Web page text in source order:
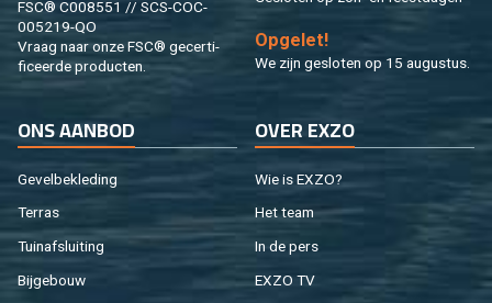
FSC® C008551 // SCS-COC-
005219-QO
Vraag naar onze FSC® ge­cer­ti­
fi­ceer­de pro­duc­ten.
Op­ge­let!
We zijn ge­slo­ten op 15 au­gus­tus.
ONS AAN­BOD
Ge­vel­be­kle­ding
Ter­ras
Tuin­af­slui­ting
Bij­ge­bouw
OVER EXZO
Wie is EXZO?
Het team
In de pers
EXZO TV